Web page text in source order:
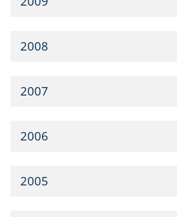
2008
2007
2006
2005